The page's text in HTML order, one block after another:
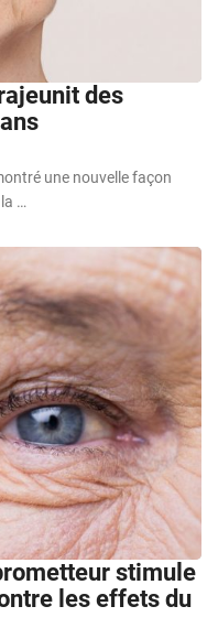
des
une nouvelle façon
…
stimule
les effets du